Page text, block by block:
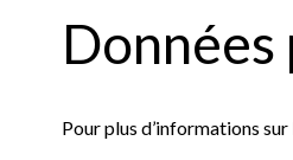
Pour plus d’informations